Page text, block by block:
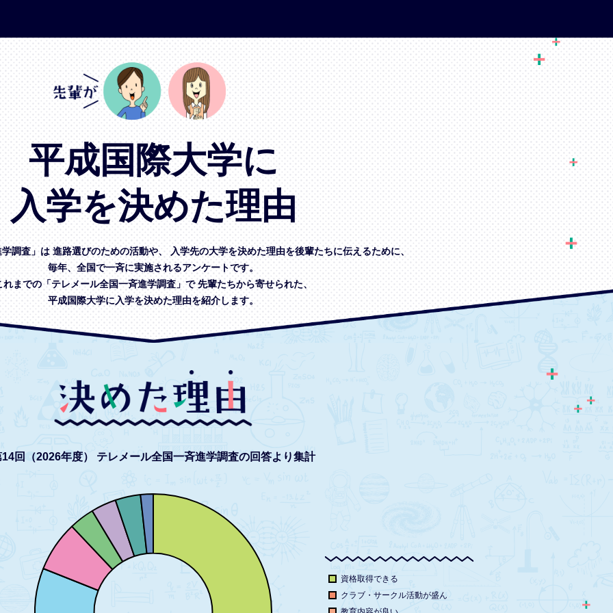
平成国際大学に
入学を決めた理由
調査」は進路選びのための活動や、入学先の大学を決めた理由を後輩たちに伝えるために、
毎年、全国で一斉に実施されるアンケートです。
れまでの「テレメール全国一斉進学調査」で先輩たちから寄せられた、
平成国際大学に入学を決めた理由を紹介します。
回（2026年度） テレメール全国一斉進学調査の回答より集計
資格取得できる
クラブ・サークル活動が盛ん